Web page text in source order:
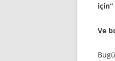
için“
Ve